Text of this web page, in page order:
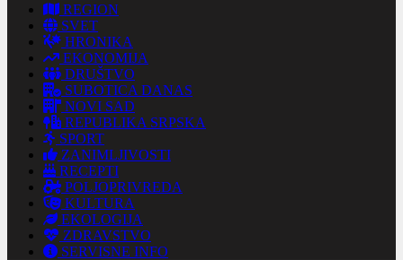
REGION
SVET
HRONIKA
EKONOMIJA
DRUŠTVO
SUBOTICA DANAS
NOVI SAD
REPUBLIKA SRPSKA
SPORT
ZANIMLJIVOSTI
RECEPTI
POLJOPRIVREDA
KULTURA
EKOLOGIJA
ZDRAVSTVO
SERVISNE INFO